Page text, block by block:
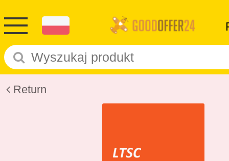
Return